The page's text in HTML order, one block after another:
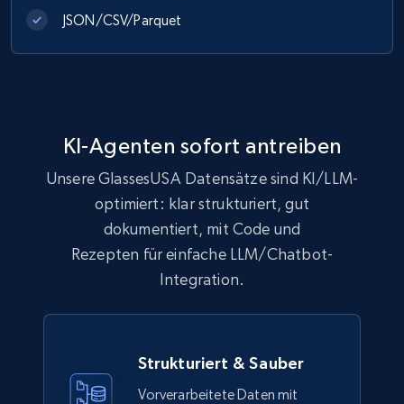
price, Currency, Stock, and more.
eCommerce
988+ 160+ Jetzt kaufen
Description, In stock, Color, Size, Reviews
count, Main image, Category url, Category, and
JSON/CSV/Parquet
KI-Agenten sofort antreiben
Unsere GlassesUSA Datensätze sind KI/LLM-
optimiert: klar strukturiert, gut
dokumentiert, mit Code und
Rezepten für einfache LLM/Chatbot-
Integration.
Strukturiert & Sauber
Vorverarbeitete Daten mit